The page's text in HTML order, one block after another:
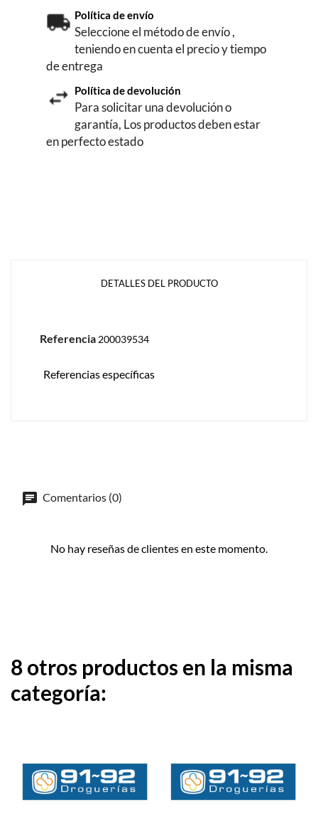
Política de envío
Seleccione el método de envío ,
teniendo en cuenta el precio y tiempo
de entrega
Política de devolución
Para solicitar una devolución o
garantía, Los productos deben estar
en perfecto estado
DETALLES DEL PRODUCTO
Referencia 200039534
Referencias específicas
Comentarios (0)
No hay reseñas de clientes en este momento.
8 otros productos en la misma
categoría: